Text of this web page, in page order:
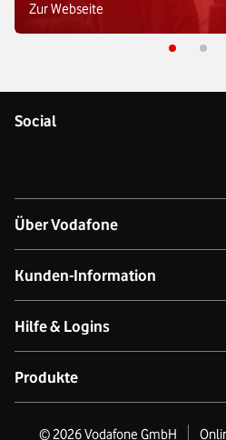
Zur Webseite
Social
Über Vodafone
Über das Unternehmen
Netzabdeckung Mobilfunk
Kunden-Information
Kontakt für Geschäftskund:innen
Datenschutz
Hilfe & Logins
Produkt- & technischer Support
Produkte
©2026Vodafone GmbH